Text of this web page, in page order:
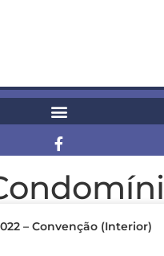
– Convenção (Interior)